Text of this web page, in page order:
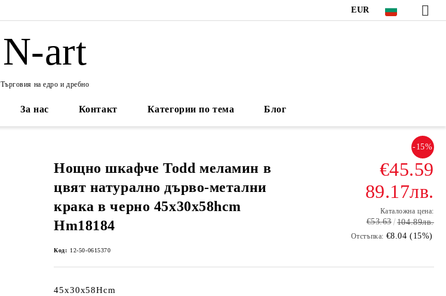
EUR
N-art
Търговия на едро и дребно
За нас Контакт Категории по тема Блог
Нощно шкафче Todd меламин в
цвят натурално дърво-метални
крака в черно 45x30x58hcm
Hm18184
-15%
€45.59
89.17лв.
Каталожна цена:
€53.63 104.89лв.
Отстъпка: €8.04 (15%)
Код: 12-50-0615370
45x30x58Hcm